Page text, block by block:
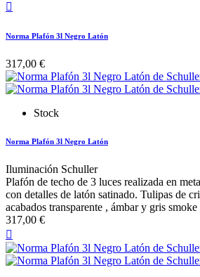

Norma Plafón 3l Negro Latón
317,00 €
Stock
Norma Plafón 3l Negro Latón
Iluminación Schuller
Plafón de techo de 3 luces realizada en
con detalles de latón satinado. Tulipas de
acabados transparente , ámbar y gris smoke
317,00 €
